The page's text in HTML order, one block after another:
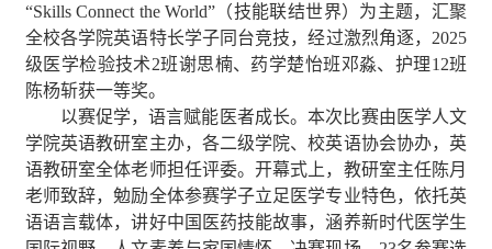
“Skills Connect the World”（技能联结世界）为主题，汇聚
全校各学院英语特长学子同台竞技，经过激烈角逐， 2025
级医学检验技术2班谢思楠、药学楚怡班邓淼、护理12班
陈杨斩获一等奖。
以赛促学，语言赋能医者成长。本次比赛由医学人文
学院英语教研室主办，各二级学院、校英语协会协办，英
语教研室全体老师担任评委。开幕式上， 教研室主任陈月
老师致辞，勉励全体参赛学子立足医学专业特色，依托英
语语言载体，讲好中国医药技能故事，涵养新时代医学生